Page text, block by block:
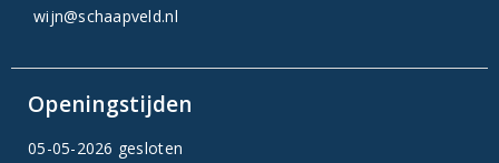
wijn@schaapveld.nl
Openingstijden
05-05-2026 gesloten